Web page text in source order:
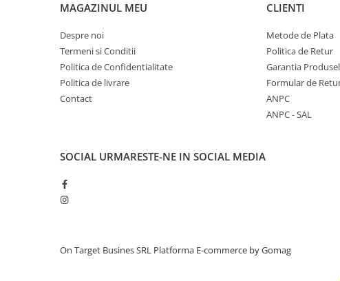
MAGAZINUL MEU
Despre noi
Termeni si Conditii
Politica de Confidentialitate
Politica de livrare
Contact
CLIENTI
Metode de Plata
Politica de Retur
Garantia
Formular de
ANPC
ANPC - SAL
SOCIAL URMARESTE-NE IN SOCIAL MEDIA
On Target Busines SRL Platforma E-commerce by Gomag